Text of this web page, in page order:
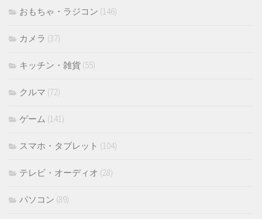
おもちゃ・ラジコン (146)
カメラ (37)
キッチン・雑貨 (55)
クルマ (72)
ゲーム (141)
スマホ・タブレット (104)
テレビ・オーディオ (28)
パソコン (89)